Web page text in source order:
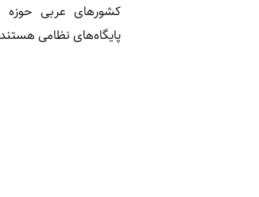
کشورهای عربی حوزه
پایگاه‌های نظامی